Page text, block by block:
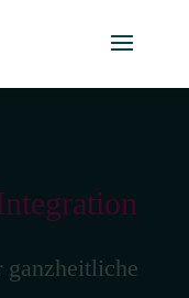
ganzheitliche